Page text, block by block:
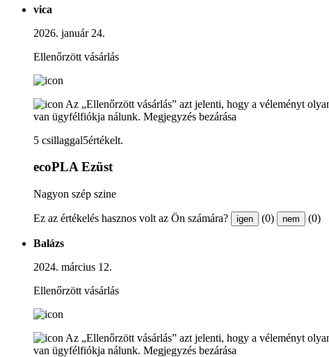
vica
2026. január 24.
Ellenőrzött vásárlás
Az „Ellenőrzött vásárlás” azt jelenti, hogy a véleményt
van ügyfélfiókja nálunk. Megjegyzés bezárása
5 csillaggal5értékelt.
ecoPLA Ezüst
Nagyon szép szine
Ez az értékelés hasznos volt az Ön számára? igen (0) nem (0)
Balázs
2024. március 12.
Ellenőrzött vásárlás
Az „Ellenőrzött vásárlás” azt jelenti, hogy a véleményt
van ügyfélfiókja nálunk. Megjegyzés bezárása